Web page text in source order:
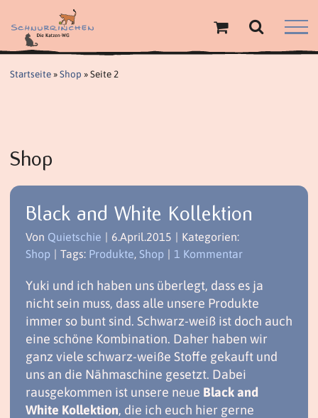
Inhalt
springen
Startseite»Shop »Seite 2
Shop
Black and White Kollektion
Von Quietschie | 6.April.2015 | Kategorien:
Shop | Tags: Produkte, Shop | 1 Kommentar
Yuki und ich haben uns überlegt, dass es ja
nicht sein muss, dass alle unsere Produkte
immer so bunt sind. Schwarz-weiß ist doch auch
eine schöne Kombination. Daher haben wir
ganz viele schwarz-weiße Stoffe gekauft und
uns an die Nähmaschine gesetzt. Dabei
rausgekommen ist unsere neue Black and
White Kollektion, die ich euch hier gerne